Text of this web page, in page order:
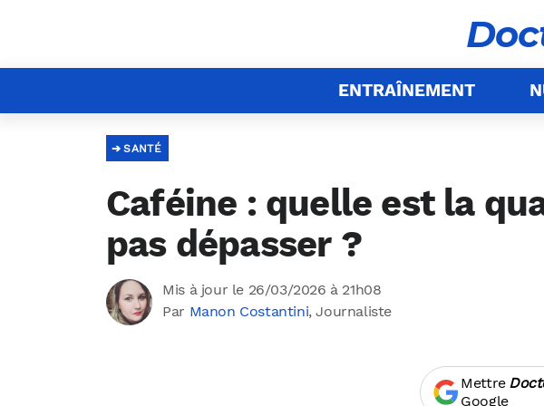
ENTRAÎNEMENT
SANTÉ
Caféine : quelle est la
pas dépasser ?
Mis à jour le 26/03/2026 à 21h08
Par Manon Costantini, Journaliste
Mettre
Google